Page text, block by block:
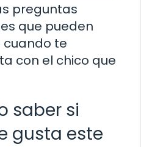
preguntas
que pueden
cuando te
con el chico que
saber si
gusta este